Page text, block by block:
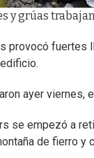
y grúas
provocó fuertes
ayer viernes,
se empezó a
de fierro